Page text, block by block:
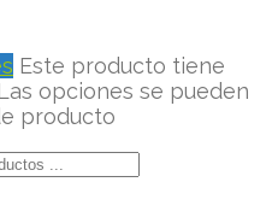
Este producto tiene
opciones se pueden
producto